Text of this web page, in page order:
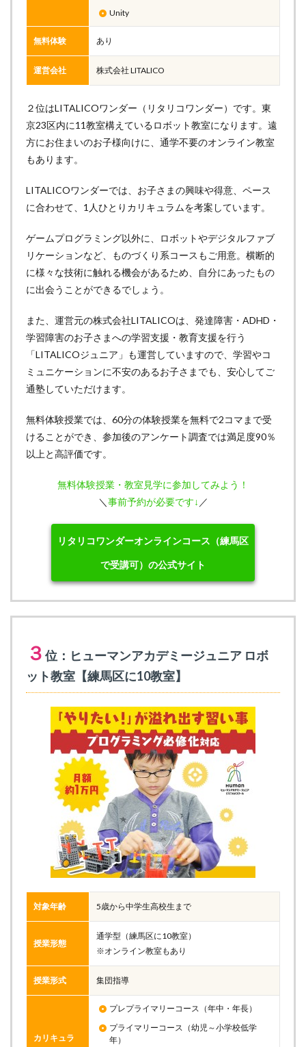
Unity
無料体験 あり
運営会社 株式会社 LITALICO
２位はLITALICOワンダー（リタリコワンダー）です。東
京23区内に11教室構えているロボット教室になります。遠
方にお住まいのお子様向けに、通学不要のオンライン教室
もあります。
LITALICOワンダーでは、お子さまの興味や得意、ペース
に合わせて、1人ひとりカリキュラムを考案しています。
ゲームプログラミング以外に、ロボットやデジタルファブ
リケーションなど、ものづくり系コースもご用意。横断的
に様々な技術に触れる機会があるため、自分にあったもの
に出会うことができるでしょう。
また、運営元の株式会社LITALICOは、発達障害・ADHD・
学習障害のお子さまへの学習支援・教育支援を行う
「LITALICOジュニア」も運営していますので、学習やコ
ミュニケーションに不安のあるお子さまでも、安心してご
通塾していただけます。
無料体験授業では、60分の体験授業を無料で2コマまで受
けることができ、参加後のアンケート調査では満足度90％
以上と高評価です。
無料体験授業・教室見学に参加してみよう！
＼ 事前予約が必要です↓ ／
リタリコワンダーオンラインコース（練馬区
で受講可）の公式サイト
３ 位：ヒューマンアカデミージュニア ロボ
ット教室【練馬区に10教室】
対象年齢 5歳から中学生高校生まで
授業形態
通学型（練馬区に10教室）
※オンライン教室もあり
授業形式 集団指導
カリキュラ
プレプライマリーコース（年中・年長）
プライマリーコース（幼児～小学校低学
年）